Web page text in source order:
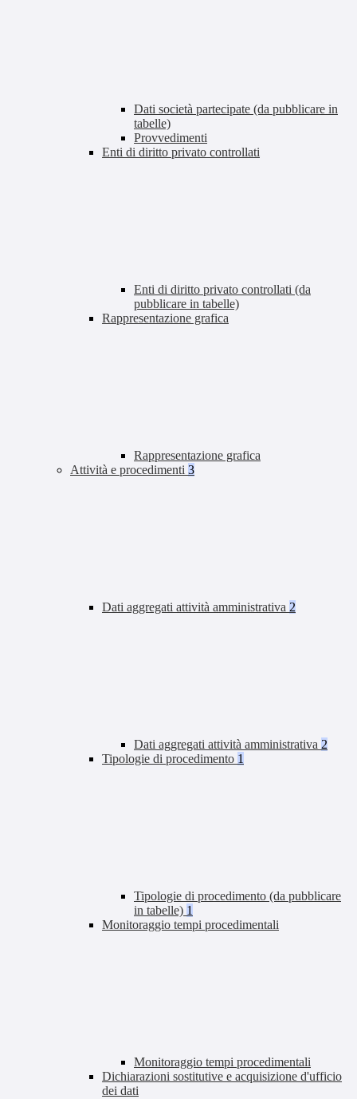
Dati società partecipate (da pubblicare in
tabelle)
Provvedimenti
Enti di diritto privato controllati
Enti di diritto privato controllati (da
pubblicare in tabelle)
Rappresentazione grafica
Rappresentazione grafica
Attività e procedimenti 3
Dati aggregati attività amministrativa 2
Dati aggregati attività amministrativa 2
Tipologie di procedimento 1
Tipologie di procedimento (da pubblicare
in tabelle) 1
Monitoraggio tempi procedimentali
Monitoraggio tempi procedimentali
Dichiarazioni sostitutive e acquisizione d'ufficio
dei dati